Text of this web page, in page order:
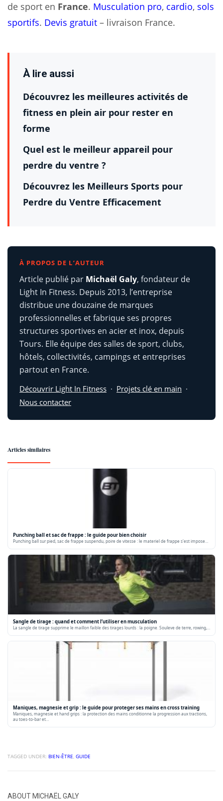
de sport en France. Musculation pro, cardio, sols
sportifs. Devis gratuit – livraison France.
À lire aussi
Découvrez les meilleures activités de
fitness en plein air pour rester en
forme
Quel est le meilleur appareil pour
perdre du ventre ?
Découvrez les Meilleurs Sports pour
Perdre du Ventre Efficacement
À PROPOS DE L’AUTEUR
Article publié par Michaël Galy, fondateur de
Light In Fitness. Depuis 2013, l’entreprise
distribue une douzaine de marques
professionnelles et fabrique ses propres
structures sportives en acier et inox, depuis
Tours. Elle équipe des salles de sport, clubs,
hôtels, collectivités, campings et entreprises
partout en France.
Découvrir Light In Fitness · Projets clé en main ·
Nous contacter
Articles similaires
Punching ball et sac de frappe : le guide pour bien choisir
Punching ball sur pied, sac de frappe suspendu, poire de vitesse : le materiel de frappe s'est impose…
Sangle de tirage : quand et comment l’utiliser en musculation
La sangle de tirage supprime le maillon faible des tirages lourds : la poigne. Souleve de terre, rowing,…
Maniques, magnesie et grip : le guide pour proteger ses mains en cross training
Maniques, magnesie et hand grips : la protection des mains conditionne la progression aux tractions,
au toes-to-bar et…
TAGGED UNDER: BIEN-ÊTRE, GUIDE
ABOUT MICHAËL GALY